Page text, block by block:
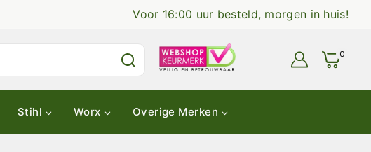
Voor 16:00 uur besteld, morgen in huis!
0
Stihl Worx Overige Merken